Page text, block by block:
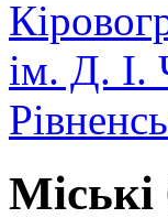
ім. Д. І.
Міські